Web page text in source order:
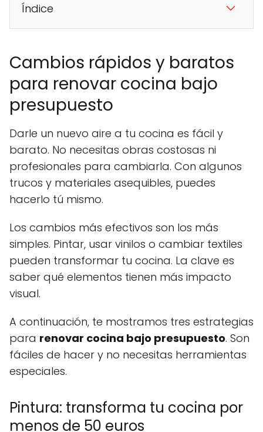
Índice
Cambios rápidos y baratos
para renovar cocina bajo
presupuesto
Darle un nuevo aire a tu cocina es fácil y
barato. No necesitas obras costosas ni
profesionales para cambiarla. Con algunos
trucos y materiales asequibles, puedes
hacerlo tú mismo.
Los cambios más efectivos son los más
simples. Pintar, usar vinilos o cambiar textiles
pueden transformar tu cocina. La clave es
saber qué elementos tienen más impacto
visual.
A continuación, te mostramos tres estrategias
para renovar cocina bajo presupuesto. Son
fáciles de hacer y no necesitas herramientas
especiales.
Pintura: transforma tu cocina por
menos de 50 euros